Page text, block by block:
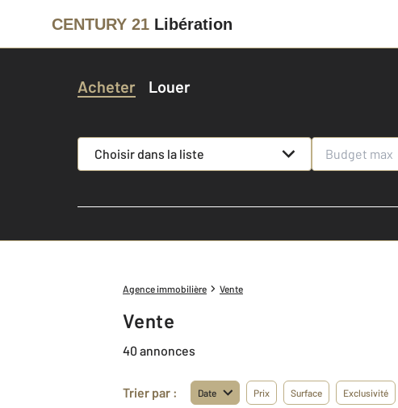
CENTURY 21 Libération
Acheter Louer
Choisir dans la liste
Agence immobilière Vente
Vente
40 annonces
Trier par : Date Prix Surface Exclusivité